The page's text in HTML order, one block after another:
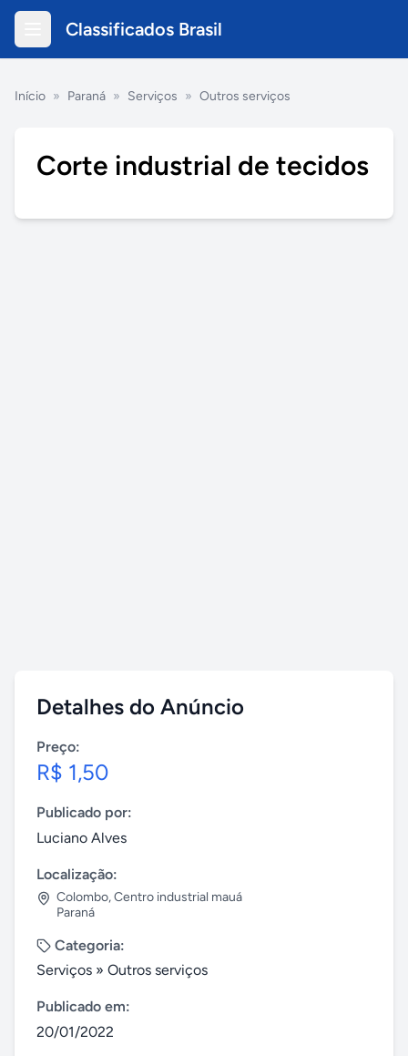
Classificados Brasil
Início » Paraná » Serviços » Outros serviços
Corte industrial de tecidos
Detalhes do Anúncio
Preço:
R$ 1,50
Publicado por:
Luciano Alves
Localização:
Colombo,Centro industrial mauá
Paraná
Categoria:
Serviços » Outros serviços
Publicado em:
20/01/2022